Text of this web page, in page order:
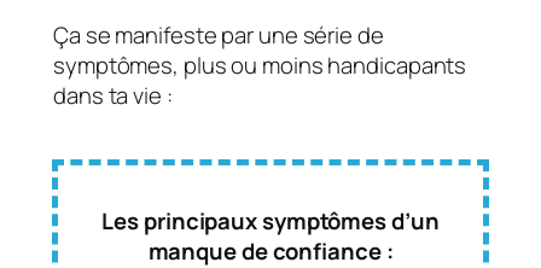
Ça se manifeste par une série de
symptômes, plus ou moins handicapants
dans ta vie :
Les principaux symptômes d’un
manque de confiance :